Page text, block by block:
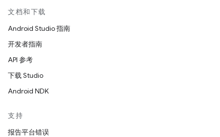
文档和下载
Android Studio 指南
开发者指南
API 参考
下载 Studio
Android NDK
支持
报告平台错误